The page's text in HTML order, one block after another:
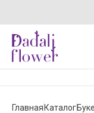
Главная Каталог